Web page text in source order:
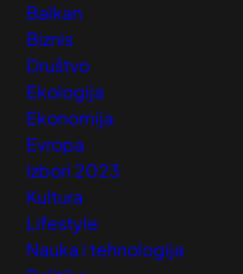
Balkan
Biznis
Društvo
Ekologija
Ekonomija
Evropa
Izbori 2023
Kultura
Lifestyle
Nauka i tehnologija